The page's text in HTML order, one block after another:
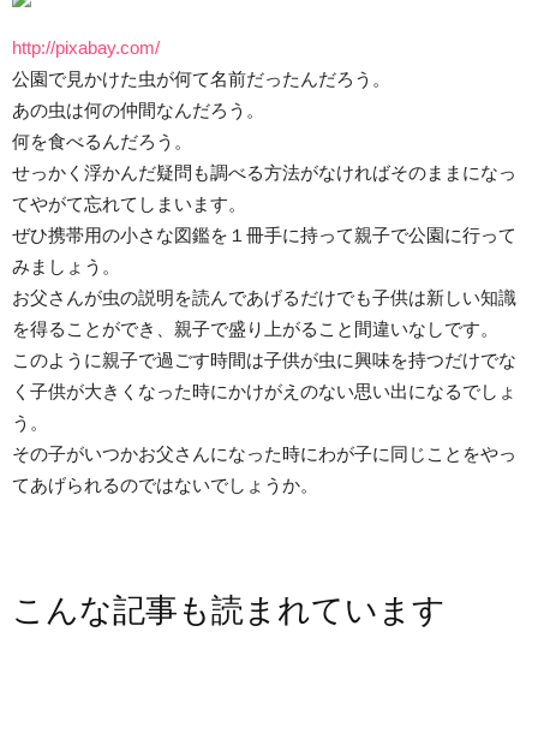
http://pixabay.com/
公園で見かけた虫が何て名前だったんだろう。
あの虫は何の仲間なんだろう。
何を食べるんだろう。
せっかく浮かんだ疑問も調べる方法がなければそのままになっ
てやがて忘れてしまいます。
ぜひ携帯用の小さな図鑑を１冊手に持って親子で公園に行って
みましょう。
お父さんが虫の説明を読んであげるだけでも子供は新しい知識
を得ることができ、親子で盛り上がること間違いなしです。
このように親子で過ごす時間は子供が虫に興味を持つだけでな
く子供が大きくなった時にかけがえのない思い出になるでしょ
う。
その子がいつかお父さんになった時にわが子に同じことをやっ
てあげられるのではないでしょうか。
こんな記事も読まれています